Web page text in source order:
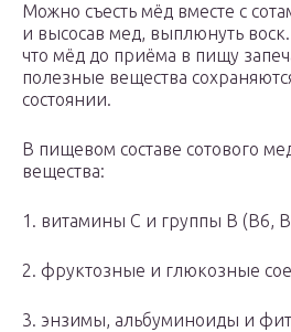
Можно съесть мёд вместе с
и высосав мед, выплюнуть
что мёд до приёма в пищу
полезные вещества
состоянии.
В пищевом составе сотового
вещества:
1. витамины С и группы В (В6,
2. фруктозные и глюкозные
3. энзимы, альбуминоиды и